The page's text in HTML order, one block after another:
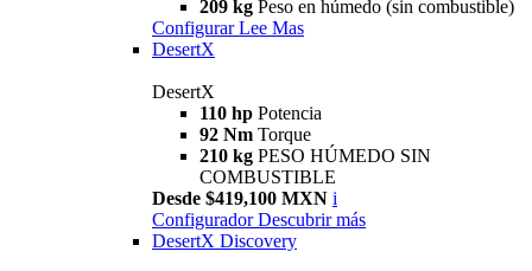
209 kg Peso en húmedo (sin combustible)
Configurar Lee Mas
DesertX
DesertX
110 hp Potencia
92 Nm Torque
210 kg PESO HÚMEDO SIN
COMBUSTIBLE
Desde $419,100 MXN i
Configurador Descubrir más
DesertX Discovery